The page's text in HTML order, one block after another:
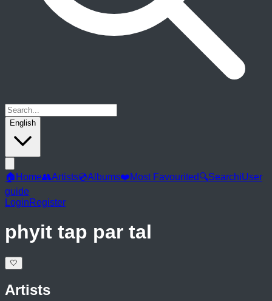
English
🏠 Home👥Artists💿Albums❤️Most Favourited🔍Searchℹ️User
guide
LoginRegister
phyit tap par tal
🤍
Artists